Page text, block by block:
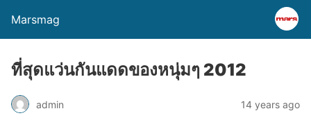
Marsmag
ที่สุดแว่นกันแดดของหนุ่มๆ 2012
admin 14 years ago